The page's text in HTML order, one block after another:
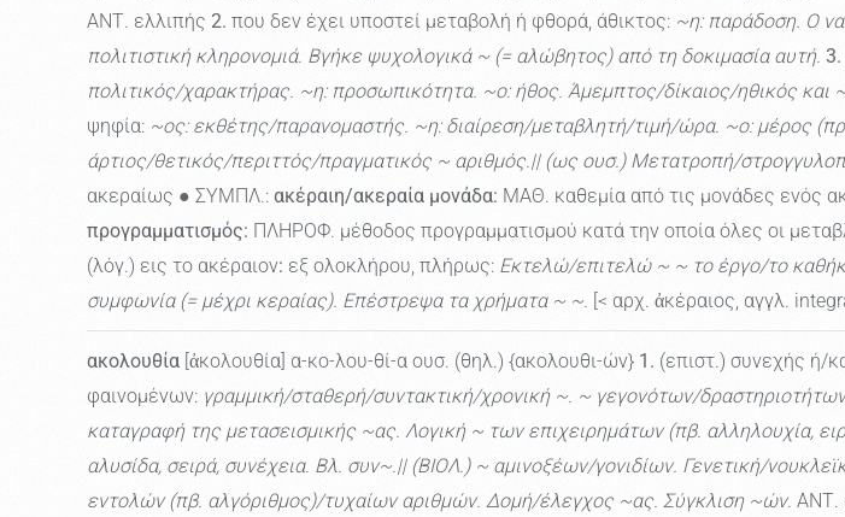
ΑΝΤ. ελλιπής 2. που δεν έχει υποστεί μεταβολή ή φθορά, άθικτος: ~η: παράδοση. Ο
πολιτιστική κληρονομιά. Βγήκε ψυχολογικά ~ (= αλώβητος) από τη δοκιμασία αυτή. 3.
πολιτικός/χαρακτήρας. ~η: προσωπικότητα. ~ο: ήθος. Άμεμπτος/δίκαιος/ηθικός και
ψηφία: ~ος: εκθέτης/παρανομαστής. ~η: διαίρεση/μεταβλητή/τιμή/ώρα. ~ο: μέρος
άρτιος/θετικός/περιττός/πραγματικός ~ αριθμός.|| (ως ουσ.) Μετατροπή/
ακεραίως ● ΣΥΜΠΛ.: ακέραιη/ακεραία μονάδα: ΜΑΘ. καθεμία από τις μονάδες ενός
προγραμματισμός: ΠΛΗΡΟΦ. μέθοδος προγραμματισμού κατά την οποία όλες οι
(λόγ.) εις το ακέραιον: εξ ολοκλήρου, πλήρως: Εκτελώ/επιτελώ ~ ~ το έργο/το
συμφωνία (= μέχρι κεραίας). Επέστρεψα τα χρήματα ~ ~. [< αρχ. ἀκέραιος, αγγλ.
ακολουθία [ἀκολουθία] α-κο-λου-θί-α ουσ. (θηλ.) {ακολουθι-ών} 1. (επιστ.) συνεχής ή/
φαινομένων: γραμμική/σταθερή/συντακτική/χρονική ~. ~ γεγονότων/
καταγραφή της μετασεισμικής ~ας. Λογική ~ των επιχειρημάτων (πβ. αλληλουχία,
αλυσίδα, σειρά, συνέχεια. Βλ. συν~.|| (ΒΙΟΛ.) ~ αμινοξέων/γονιδίων. Γενετική/
εντολών (πβ. αλγόριθμος)/τυχαίων αριθμών. Δομή/έλεγχος ~ας. Σύγκλιση ~ών. ΑΝΤ.